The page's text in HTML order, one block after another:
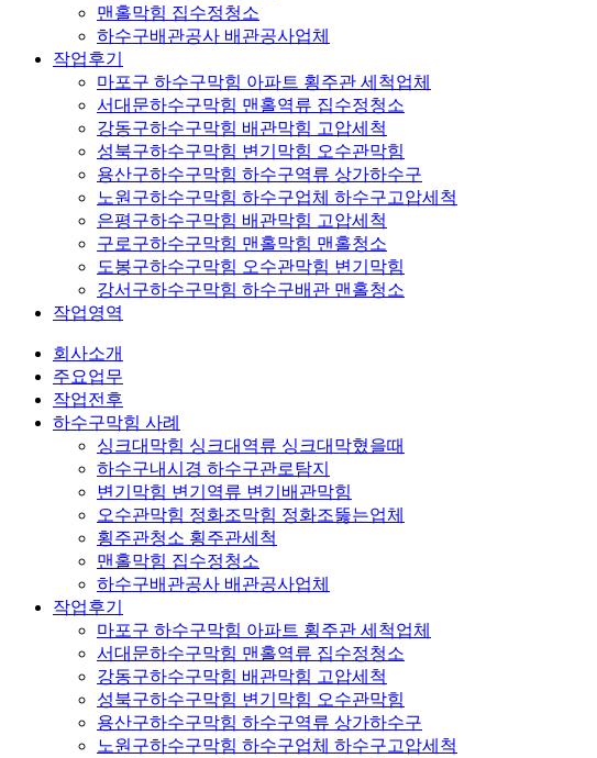
맨홀막힘 집수정청소
하수구배관공사 배관공사업체
작업후기
마포구 하수구막힘 아파트 횡주관 세척업체
서대문하수구막힘 맨홀역류 집수정청소
강동구하수구막힘 배관막힘 고압세척
성북구하수구막힘 변기막힘 오수관막힘
용산구하수구막힘 하수구역류 상가하수구
노원구하수구막힘 하수구업체 하수구고압세척
은평구하수구막힘 배관막힘 고압세척
구로구하수구막힘 맨홀막힘 맨홀청소
도봉구하수구막힘 오수관막힘 변기막힘
강서구하수구막힘 하수구배관 맨홀청소
작업영역
회사소개
주요업무
작업전후
하수구막힘 사례
싱크대막힘 싱크대역류 싱크대막혔을때
하수구내시경 하수구관로탐지
변기막힘 변기역류 변기배관막힘
오수관막힘 정화조막힘 정화조뚫는업체
횡주관청소 횡주관세척
맨홀막힘 집수정청소
하수구배관공사 배관공사업체
작업후기
마포구 하수구막힘 아파트 횡주관 세척업체
서대문하수구막힘 맨홀역류 집수정청소
강동구하수구막힘 배관막힘 고압세척
성북구하수구막힘 변기막힘 오수관막힘
용산구하수구막힘 하수구역류 상가하수구
노원구하수구막힘 하수구업체 하수구고압세척